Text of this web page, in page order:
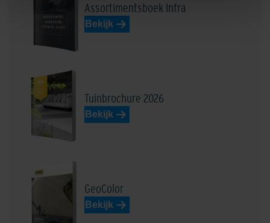
Edel Rood-Bruin
Edelbasaltzwart
Assortimentsboek Infra
Bekijk
Tuinbrochure 2026
Bekijk
GeoColor
Bekijk